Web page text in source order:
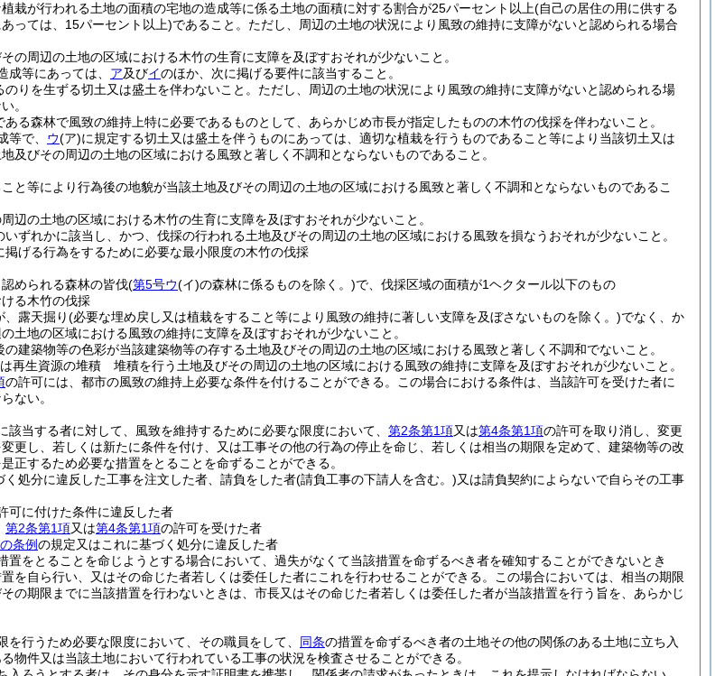
栽が行われる土地の面積の宅地の造成等に係る土地の面積に対する割合が25パーセント以上(自己の居住の用に供する
っては、15パーセント以上)であること。 ただし、周辺の土地の状況により風致の維持に支障がないと認められる場合
の周辺の土地の区域における木竹の生育に支障を及ぼすおそれが少ないこと。
成等にあっては、 ア及びイのほか、次に掲げる要件に該当すること。
りを生ずる切土又は盛土を伴わないこと。 ただし、周辺の土地の状況により風致の維持に支障がないと認められる場
。
る森林で風致の維持上特に必要であるものとして、あらかじめ市長が指定したものの木竹の伐採を伴わないこと。
等で、 ウ(ア)に規定する切土又は盛土を伴うものにあっては、適切な植栽を行うものであること等により当該切土又は
及びその周辺の土地の区域における風致と著しく不調和とならないものであること。
と等により行為後の地貌が当該土地及びその周辺の土地の区域における風致と著しく不調和とならないものであるこ
辺の土地の区域における木竹の生育に支障を及ぼすおそれが少ないこと。
ずれかに該当し、かつ、伐採の行われる土地及びその周辺の土地の区域における風致を損なうおそれが少ないこと。
掲げる行為をするために必要な最小限度の木竹の伐採
められる森林の皆伐(第5号ウ(イ)の森林に係るものを除く。)で、伐採区域の面積が1ヘクタール以下のもの
る木竹の伐採
露天掘り(必要な埋め戻し又は植栽をすること等により風致の維持に著しい支障を及ぼさないものを除く。)でなく、か
土地の区域における風致の維持に支障を及ぼすおそれが少ないこと。
建築物等の色彩が当該建築物等の存する土地及びその周辺の土地の区域における風致と著しく不調和でないこと。
再生資源の堆積 堆積を行う土地及びその周辺の土地の区域における風致の維持に支障を及ぼすおそれが少ないこと。
の許可には、都市の風致の維持上必要な条件を付けることができる。
この場合における条件は、当該許可を受けた者に
ない。
該当する者に対して、風致を維持するために必要な限度において、 第2条第1項又は第4条第1項の許可を取り消し、変更
更し、若しくは新たに条件を付け、又は工事その他の行為の停止を命じ、若しくは相当の期限を定めて、建築物等の改
正するため必要な措置をとることを命ずることができる。
く処分に違反した工事を注文した者、請負をした者(請負工事の下請人を含む。)又は請負契約によらないで自らその工事
可に付けた条件に違反した者
第2条第1項又は第4条第1項の許可を受けた者
条例の規定又はこれに基づく処分に違反した者
置をとることを命じようとする場合において、過失がなくて当該措置を命ずるべき者を確知することができないとき
を自ら行い、又はその命じた者若しくは委任した者にこれを行わせることができる。
この場合においては、相当の期限
の期限までに当該措置を行わないときは、市長又はその命じた者若しくは委任した者が当該措置を行う旨を、あらかじ
を行うため必要な限度において、その職員をして、 同条の措置を命ずるべき者の土地その他の関係のある土地に立ち入
物件又は当該土地において行われている工事の状況を検査させることができる。